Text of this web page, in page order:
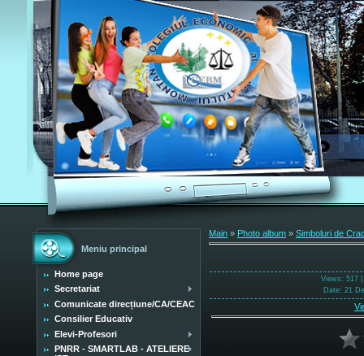
Meniu principal
Home page
Secretariat
Comunicate direcțiune/CA/CEAC
Consilier Educativ
Elevi-Profesori
PNRR - SMARTLAB - ATELIERE
Main » Photo album » Simboluri de
Views: 517 |
Date: 21